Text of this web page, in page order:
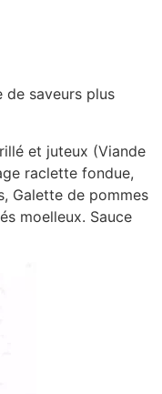
de saveurs plus
et juteux (Viande
raclette fondue,
Galette de pommes
moelleux. Sauce